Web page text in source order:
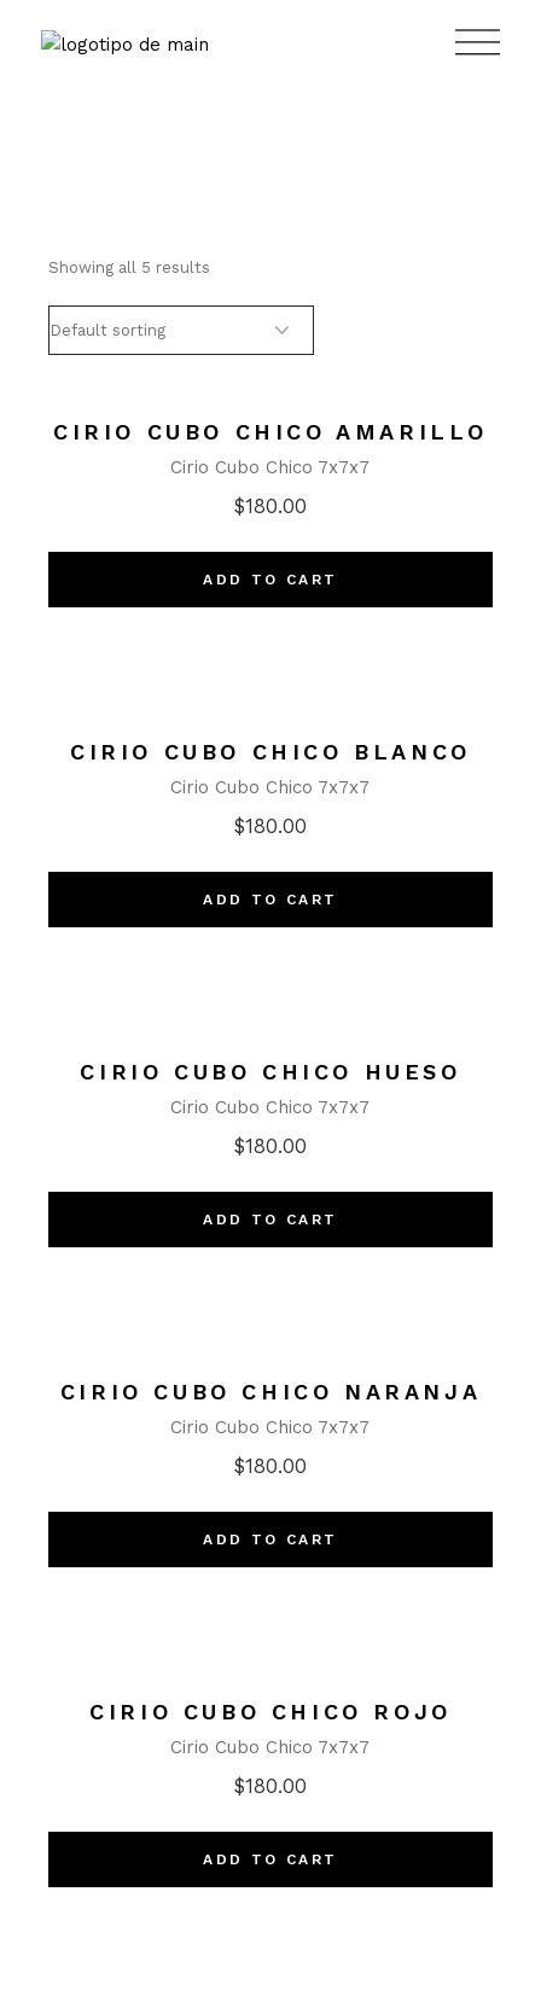
contenido
Showing all 5 results
CIRIO CUBO CHICO AMARILLO
Cirio Cubo Chico 7x7x7
$180.00
ADD TO CART
CIRIO CUBO CHICO BLANCO
Cirio Cubo Chico 7x7x7
$180.00
ADD TO CART
CIRIO CUBO CHICO HUESO
Cirio Cubo Chico 7x7x7
$180.00
ADD TO CART
CIRIO CUBO CHICO NARANJA
Cirio Cubo Chico 7x7x7
$180.00
ADD TO CART
CIRIO CUBO CHICO ROJO
Cirio Cubo Chico 7x7x7
$180.00
ADD TO CART